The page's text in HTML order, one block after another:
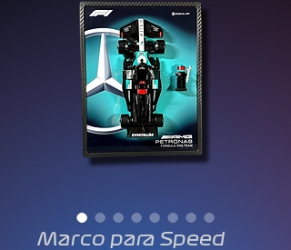
Marco para Speed